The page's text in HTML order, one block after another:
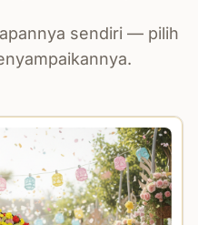
sendiri — pilih